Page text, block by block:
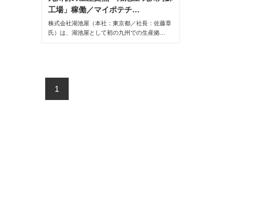
工場」稼働／マイポテチ…
株式会社湖池屋（本社：東京都／社長：佐藤章
氏）は、湖池屋として初の九州での生産拠…
1